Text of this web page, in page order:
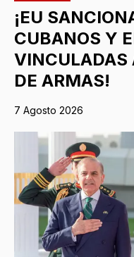
¡EU
CUBANOS Y
VINCULADAS
DE ARMAS!
7 Agosto 2026